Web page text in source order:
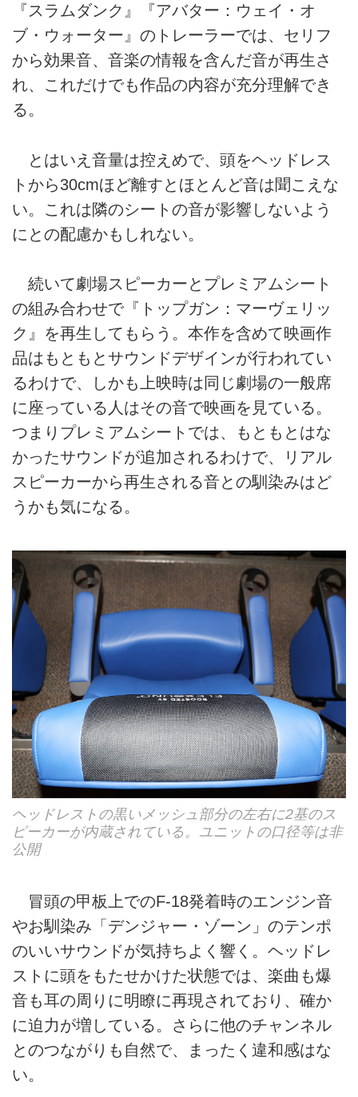
『スラムダンク』『アバター：ウェイ・オ
ブ・ウォーター』のトレーラーでは、セリフ
から効果音、音楽の情報を含んだ音が再生さ
れ、これだけでも作品の内容が充分理解でき
る。
とはいえ音量は控えめで、頭をヘッドレス
トから30cmほど離すとほとんど音は聞こえな
い。これは隣のシートの音が影響しないよう
にとの配慮かもしれない。
続いて劇場スピーカーとプレミアムシート
の組み合わせで『トップガン：マーヴェリッ
ク』を再生してもらう。本作を含めて映画作
品はもともとサウンドデザインが行われてい
るわけで、しかも上映時は同じ劇場の一般席
に座っている人はその音で映画を見ている。
つまりプレミアムシートでは、もともとはな
かったサウンドが追加されるわけで、リアル
スピーカーから再生される音との馴染みはど
うかも気になる。
ヘッドレストの黒いメッシュ部分の左右に2基のス
ピーカーが内蔵されている。ユニットの口径等は非
公開
冒頭の甲板上でのF-18発着時のエンジン音
やお馴染み「デンジャー・ゾーン」のテンポ
のいいサウンドが気持ちよく響く。ヘッドレ
ストに頭をもたせかけた状態では、楽曲も爆
音も耳の周りに明瞭に再現されており、確か
に迫力が増している。さらに他のチャンネル
とのつながりも自然で、まったく違和感はな
い。